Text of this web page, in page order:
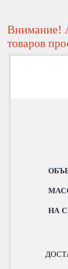
Внимание!
товаров
НА